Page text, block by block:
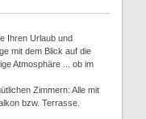
Ihren Urlaub und
mit dem Blick auf die
Atmosphäre ... ob im
Zimmern: Alle mit
bzw. Terrasse.